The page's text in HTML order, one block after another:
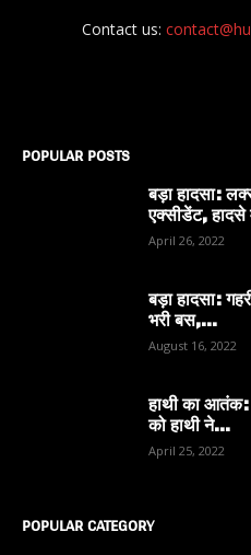
Contact us:
POPULAR POSTS
बड़ा हादसा:
एक्सीडेंट,
April 26, 2022
बड़ा हादसा:
भरी बस,...
August 16, 2022
हाथी का आतंक:
को हाथी ने...
April 25, 2022
POPULAR CATEGORY